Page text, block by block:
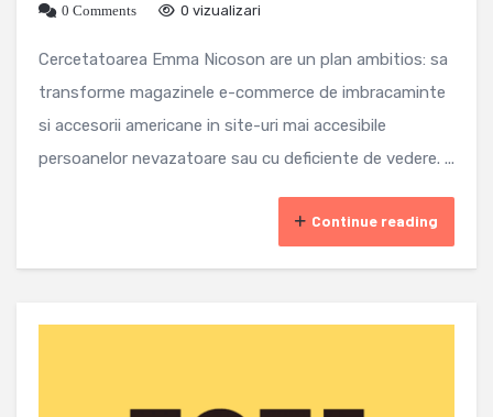
0 Comments
0 vizualizari
Cercetatoarea Emma Nicoson are un plan ambitios: sa
transforme magazinele e-commerce de imbracaminte
si accesorii americane in site-uri mai accesibile
persoanelor nevazatoare sau cu deficiente de vedere. ...
Continue reading